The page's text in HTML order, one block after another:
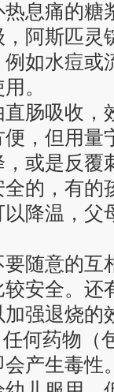
息痛的糖
阿斯匹灵
如水痘或
。
肠吸收，
，但用量
或是反覆
的，有的
降温，父
随意的互
安全。还
强退烧的
何药物（
产生毒性